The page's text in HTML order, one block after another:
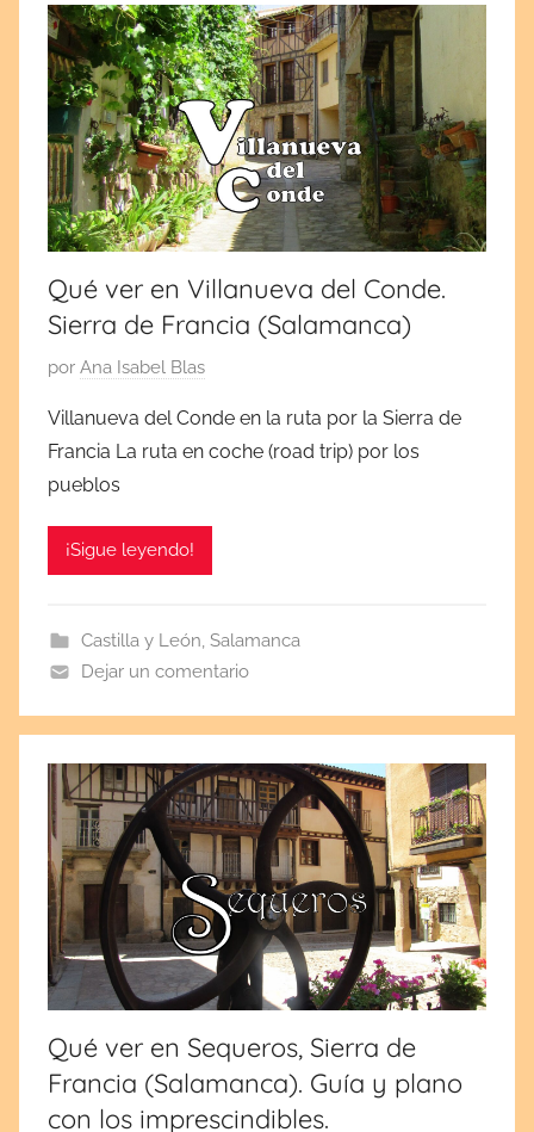
t
u
b
r
e
7
,
2
2
2
Qué ver en Villanueva del Conde.
Sierra de Francia (Salamanca)
P
b
l
i
c
e
l
e
p
e
m
b
r
e
9
,
2
por Ana Isabel Blas
Villanueva del Conde en la ruta por la Sierra de
Francia La ruta en coche (road trip) por los
pueblos
¡Sigue leyendo!
Castilla y León, Salamanca
Dejar un comentario
Qué ver en Sequeros, Sierra de
Francia (Salamanca). Guía y plano
con los imprescindibles.